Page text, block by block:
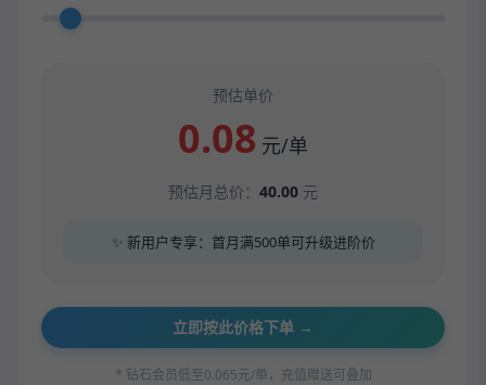
预估单价
0.08 元/单
预估月总价： 40.00 元
✨ 新用户专享：首月满500单可升级进阶价
立即按此价格下单 →
* 钻石会员低至0.065元/单，充值赠送可叠加